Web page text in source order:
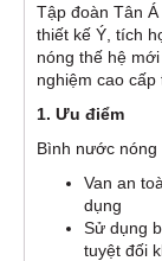
Tập đoàn Tân
thiết kế Ý, tích
nóng thế hệ
nghiệm cao cấp
1. Ưu điểm
Bình nước nóng
Van an
dụng
Sử dụng
tuyệt đối